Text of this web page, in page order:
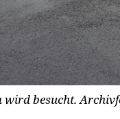
besucht.